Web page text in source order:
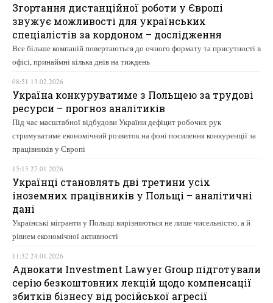
Згортання дистанційної роботи у Європі
звужує можливості для українських
спеціалістів за кордоном – дослідження
Все більше компаній повертаються до очного формату та присутності в
офісі, принаймні кілька днів на тиждень
08:51 13.02.2026
Україна конкуруватиме з Польщею за трудові
ресурси – прогноз аналітиків
Під час масштабної відбудови України дефіцит робочих рук
стримуватиме економічний розвиток на фоні посилення конкуренції за
працівників у Європі
15:15 27.01.2026
Українці становлять дві третини усіх
іноземних працівників у Польщі – аналітичні
дані
Українські мігранти у Польщі вирізняються не лише чисельністю, а й
рівнем економічної активності
11:32 24.01.2026
Адвокати Investment Lawyer Group підготували
серію безкоштовних лекцій щодо компенсації
збитків бізнесу від російської агресії